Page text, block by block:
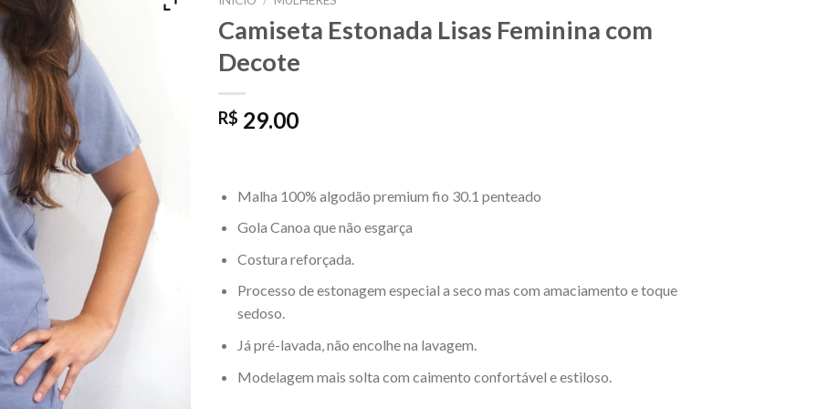
Camiseta Estonada Lisas Feminina com
Decote
R$ 29.00
Malha 100% algodão premium fio 30.1 penteado
Gola Canoa que não esgarça
Costura reforçada.
Processo de estonagem especial a seco mas com amaciamento e toque
sedoso.
Já pré-lavada, não encolhe na lavagem.
Modelagem mais solta com caimento confortável e estiloso.